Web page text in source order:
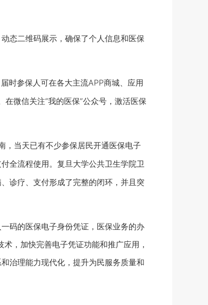
态二维码展示，确保了个人信息和医保
时参保人可在各大主流APP商城、应用
微信关注“我的医保”公众号，激活医保
当天已有不少参保居民开通医保电子
全流程使用。复旦大学公共卫生学院卫
诊疗、支付形成了完整的闭环，并且突
码的医保电子身份凭证，医保业务的办
，加快完善电子凭证功能和推广应用，
治理能力现代化，提升为民服务质量和